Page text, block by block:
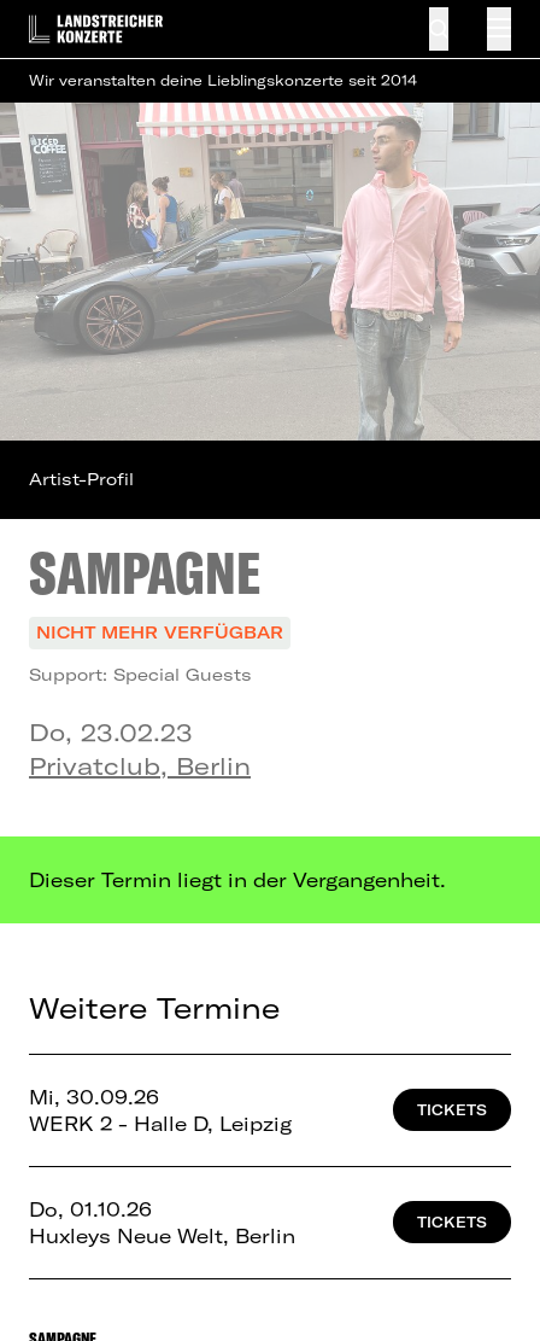
Wir veranstalten deine Lieblingskonzerte seit 2014
SAMPAGNE
NICHT MEHR VERFÜGBAR
Support: Special Guests
Do, 23.02.23
Privatclub, Berlin
Artist-Profil
Dieser Termin liegt in der Vergangenheit.
Weitere Termine
Mi, 30.09.26
WERK 2 - Halle D, Leipzig
TICKETS
Do, 01.10.26
Huxleys Neue Welt, Berlin
TICKETS